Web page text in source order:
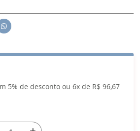
5% de desconto ou 6x de R$ 96,67